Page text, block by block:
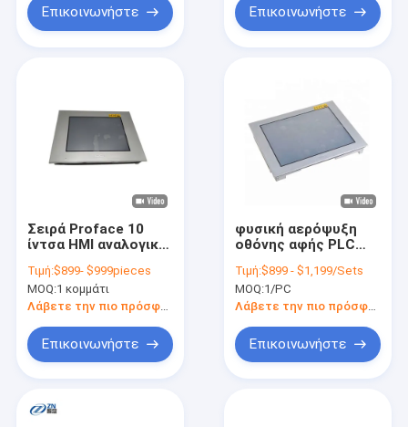
Επικοινωνήστε Επικοινωνήστε
Σειρά Proface 10
ίντσα HMI αναλογικό
PFXGP4501TADW
GP4000
Τιμή:$899- $999pieces
MOQ:1 κομμάτι
Λάβετε την πιο πρόσφατη τιμή
Επικοινωνήστε
φυσική αερόψυξη
οθόνης αφής PLC
ίντσας
PFXGP4301TADC
Τιμή:$899 - $1,199/Sets
MOQ:1/PC
Επικοινωνήστε